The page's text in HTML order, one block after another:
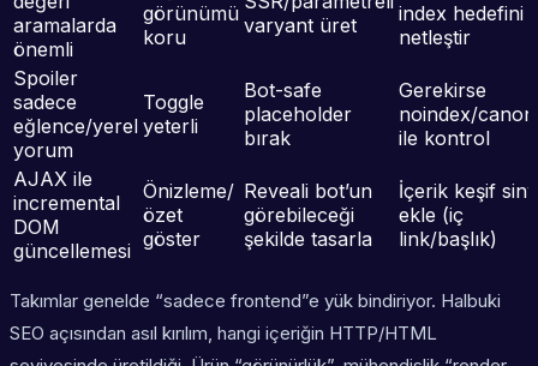
aramalarda
önemli
görünümü
koru
varyant üret
index hedefini
netleştir
Spoiler
sadece
eğlence/yerel
yorum
Toggle
yeterli
Bot-safe
placeholder
bırak
Gerekirse
noindex/
ile kontrol
AJAX ile
incremental
DOM
güncellemesi
Önizleme/
özet
göster
Reveali bot’un
görebileceği
şekilde tasarla
İçerik keşif
ekle (iç
link/başlık)
Takımlar genelde “sadece frontend”e yük bindiriyor. Halbuki
SEO açısından asıl kırılım, hangi içeriğin HTTP/HTML